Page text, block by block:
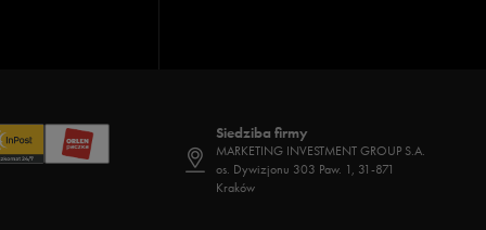
Siedziba firmy
MARKETING INVESTMENT GROUP S.A.
os. Dywizjonu 303 Paw. 1, 31-871
Kraków